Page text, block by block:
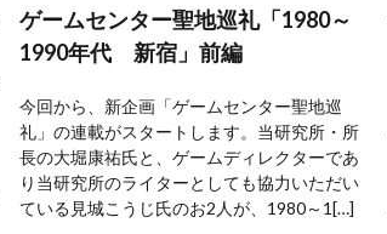
ゲームセンター聖地巡礼「1980～
1990年代 新宿」前編
今回から、新企画「ゲームセンター聖地巡
礼」の連載がスタートします。当研究所・所
長の大堀康祐氏と、ゲームディレクターであ
り当研究所のライターとしても協力いただい
ている見城こうじ氏のお2人が、1980～1[…]